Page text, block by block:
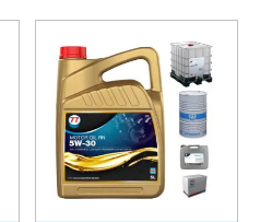
variaties.
heeft